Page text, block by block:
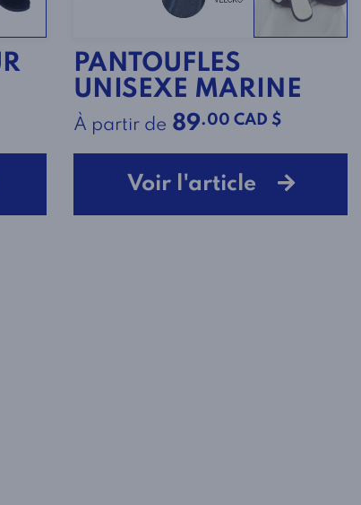
PANTOUFLES
UNISEXE MARINE
À partir de 89.00 CAD $
Voir l'article